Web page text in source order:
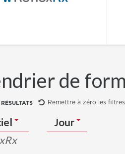
de
Remettre à zéro les filtres
Jour